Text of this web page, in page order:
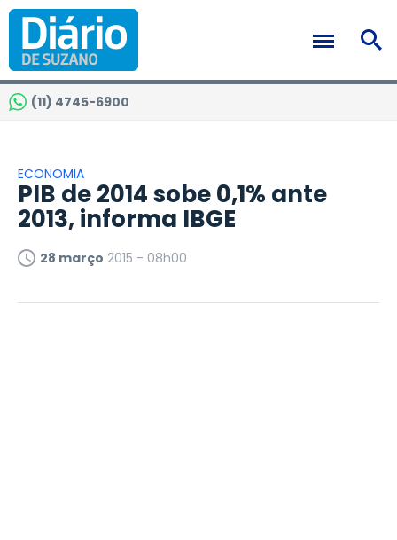
(11) 4745-6900
ECONOMIA
PIB de 2014 sobe 0,1% ante
2013, informa IBGE
28 março 2015 - 08h00